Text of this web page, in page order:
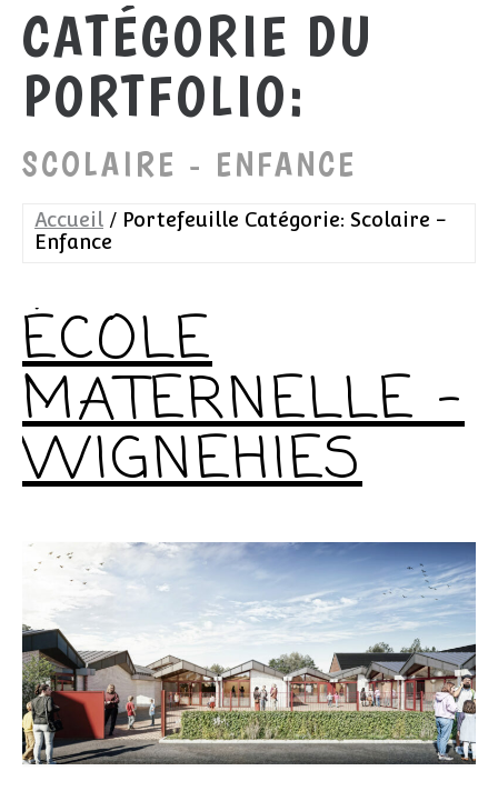
CATÉGORIE DU
PORTFOLIO:
SCOLAIRE - ENFANCE
Accueil
Portefeuille Catégorie: Scolaire -
Enfance
ÉCOLE
MATERNELLE –
WIGNEHIES